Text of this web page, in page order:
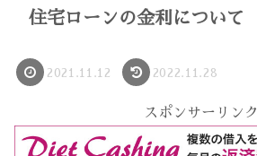
住宅ローンの金利について
2021.11.12 2022.11.28
スポンサーリンク